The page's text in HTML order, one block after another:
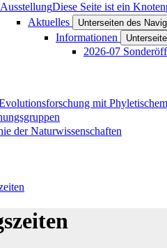
AusstellungDiese Seite ist ein
Aktuelles
Unterseiten des
Informationen
2026-07
mit
der Naturwissenschaften